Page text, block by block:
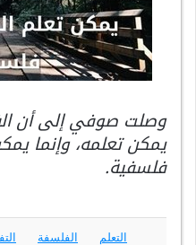
وصلت صوفي إلى أن
يمكن تعلمه، وإنما
فلسفية.
التعلم الفلسفة